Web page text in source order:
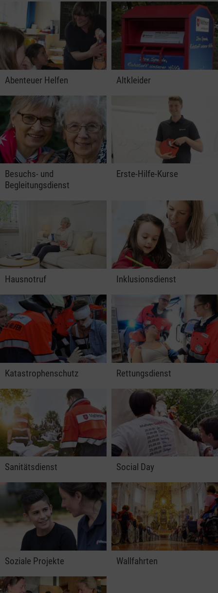
Abenteuer Helfen Altkleider
Besuchs- und
Begleitungsdienst
Erste-Hilfe-Kurse
Hausnotruf Inklusionsdienst
Katastrophenschutz Rettungsdienst
Sanitätsdienst Social Day
Soziale Projekte Wallfahrten